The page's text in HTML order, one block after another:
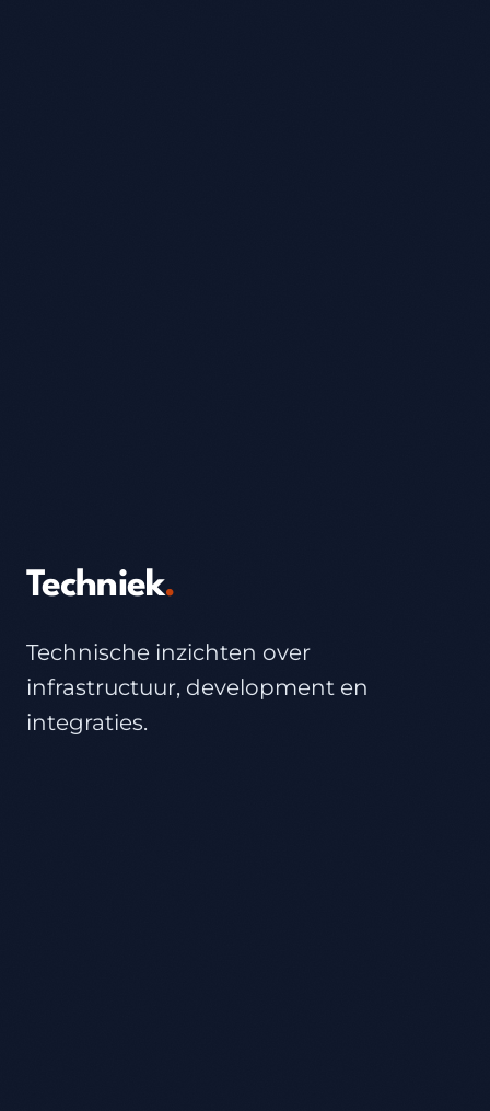
Techniek.
Technische inzichten over
infrastructuur, development en
integraties.